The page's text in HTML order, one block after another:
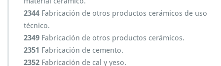
2344 Fabricación de otros productos cerámicos de uso
técnico.
2349 Fabricación de otros productos cerámicos.
2351 Fabricación de cemento.
2352 Fabricación de cal y yeso.